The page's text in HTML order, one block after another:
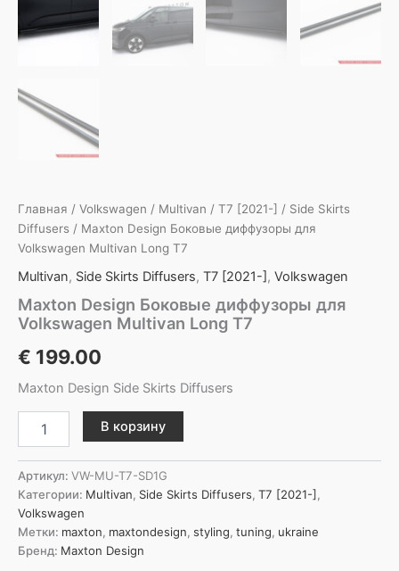
Главная / Volkswagen / Multivan / T7 [2021-] / Side Skirts
Diffusers / Maxton Design Боковые диффузоры для
Volkswagen Multivan Long T7
Multivan, Side Skirts Diffusers, T7 [2021-] , Volkswagen
Maxton Design Боковые диффузоры для
Volkswagen Multivan Long T7
€ 199.00
Maxton Design Side Skirts Diffusers
товара
Design
Боковые
диффузоры
для
Volkswagen
Multivan
В корзину
Артикул: VW-MU-T7-SD1G
Категории: Multivan, Side Skirts Diffusers, T7 [2021-],
Volkswagen
Метки: maxton, maxtondesign, styling, tuning, ukraine
Бренд: Maxton Design